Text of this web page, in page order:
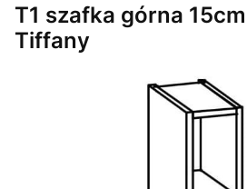
T1 szafka górna
Tiffany